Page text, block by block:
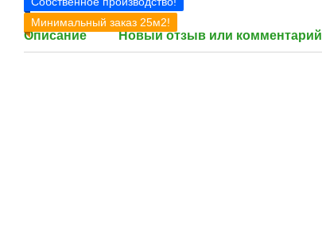
Минимальный заказ 25м2!
Описание Новый отзыв или комментарий